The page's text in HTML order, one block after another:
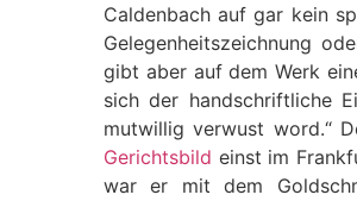
Caldenbach auf gar kein
Gelegenheitszeichnung
gibt aber auf dem Werk
sich der handschriftliche
mutwillig verwust word.“
Gerichtsbild einst im
war er mit dem